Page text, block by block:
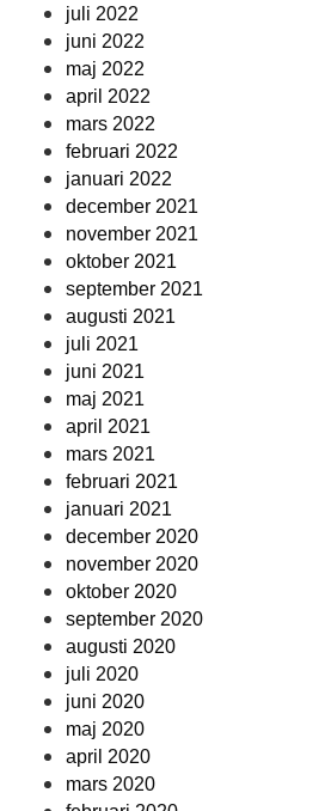
juli 2022
juni 2022
maj 2022
april 2022
mars 2022
februari 2022
januari 2022
december 2021
november 2021
oktober 2021
september 2021
augusti 2021
juli 2021
juni 2021
maj 2021
april 2021
mars 2021
februari 2021
januari 2021
december 2020
november 2020
oktober 2020
september 2020
augusti 2020
juli 2020
juni 2020
maj 2020
april 2020
mars 2020